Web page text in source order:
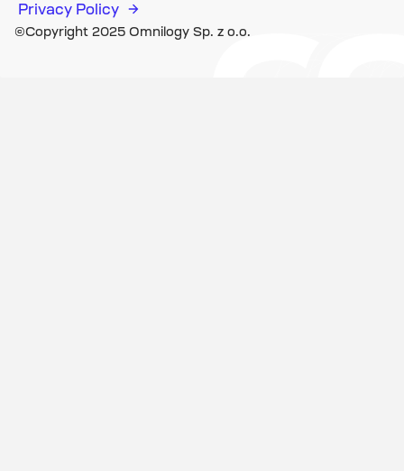
Privacy Policy
©Copyright 2025 Omnilogy Sp. z o.o.